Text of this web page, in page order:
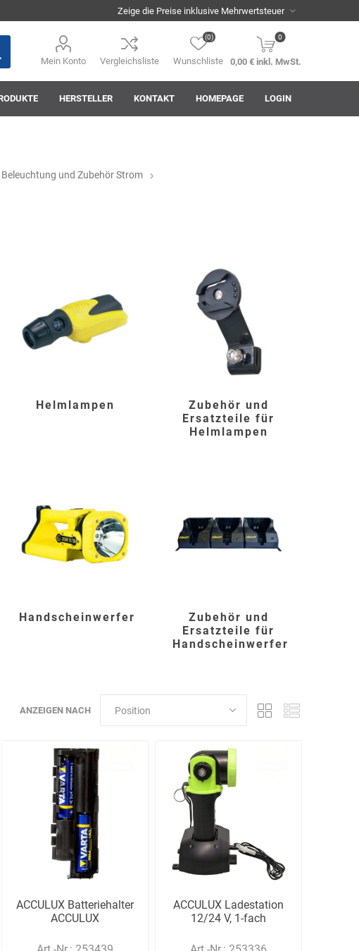
Mein Konto Vergleichsliste Wunschliste
(0) 0
0,00 € inkl. MwSt.
HERSTELLER
ASM
Schulungen
Bandle BartelsRieger Barth
Belüftungs-
GmbH)
Müller
Brandschutztechnik
Müller
Braucke
BST
Brandschutztechnik
Care
Carl Fritz Ceotronics
Der Klassiker Der Klassiker
Dr.
Schumacher
Dr. Sthamer Dräger
KONTAKT HOMEPAGE LOGIN
und Zubehör Strom
Helmlampen
Zubehör und
Ersatzteile für
Helmlampen
Handscheinwerfer
Zubehör und
Ersatzteile für
Handscheinwerfer
ANZEIGEN NACH
ACCULUX Batteriehalter
ACCULUX
ACCULUX Ladestation
12/24 V, 1-fach